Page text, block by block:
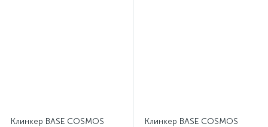
Клинкер BASE COSMOS
Клинкер BASE COSMOS